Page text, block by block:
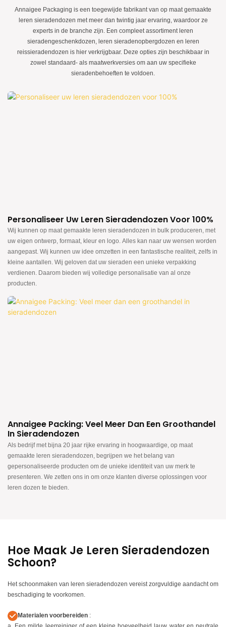
Annaigee Packaging is een toegewijde fabrikant van op maat gemaakte
leren sieradendozen met meer dan twintig jaar ervaring, waardoor ze
experts in de branche zijn. Een compleet assortiment leren
sieradengeschenkdozen, leren sieradenopbergdozen en leren
reissieradendozen is hier verkrijgbaar. Deze opties zijn beschikbaar in
zowel standaard- als maatwerkversies om aan uw specifieke
sieradenbehoeften te voldoen.
Personaliseer Uw Leren Sieradendozen Voor 100%
Wij kunnen op maat gemaakte leren sieradendozen in bulk produceren, met
uw eigen ontwerp, formaat, kleur en logo. Alles kan naar uw wensen worden
aangepast. Wij kunnen uw idee omzetten in een fantastische realiteit, zelfs in
kleine aantallen. Wij geloven dat uw sieraden een unieke verpakking
verdienen. Daarom bieden wij volledige personalisatie van al onze
producten.
Annaigee Packing: Veel Meer Dan Een Groothandel
In Sieradendozen
Als bedrijf met bijna 20 jaar rijke ervaring in hoogwaardige, op maat
gemaakte leren sieradendozen, begrijpen we het belang van
gepersonaliseerde producten om de unieke identiteit van uw merk te
presenteren. We zetten ons in om onze klanten diverse oplossingen voor
leren dozen te bieden.
Hoe Maak Je Leren Sieradendozen
Schoon?
Het schoonmaken van leren sieradendozen vereist zorgvuldige aandacht om
beschadiging te voorkomen.
Materialen voorbereiden :